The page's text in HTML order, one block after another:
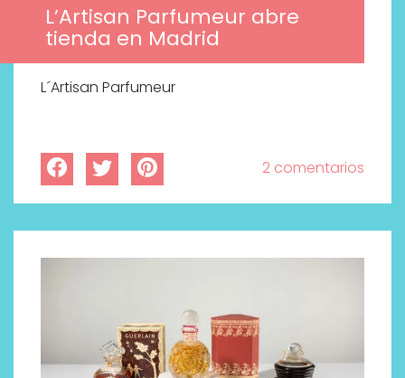
L’Artisan Parfumeur abre
tienda en Madrid
L´Artisan Parfumeur
2 comentarios